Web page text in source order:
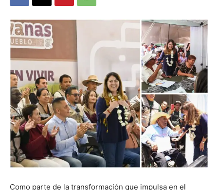
Como parte de la transformación que impulsa en el